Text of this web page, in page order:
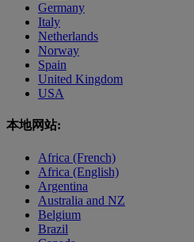
Germany
Italy
Netherlands
Norway
Spain
United Kingdom
USA
本地网站:
Africa (French)
Africa (English)
Argentina
Australia and NZ
Belgium
Brazil